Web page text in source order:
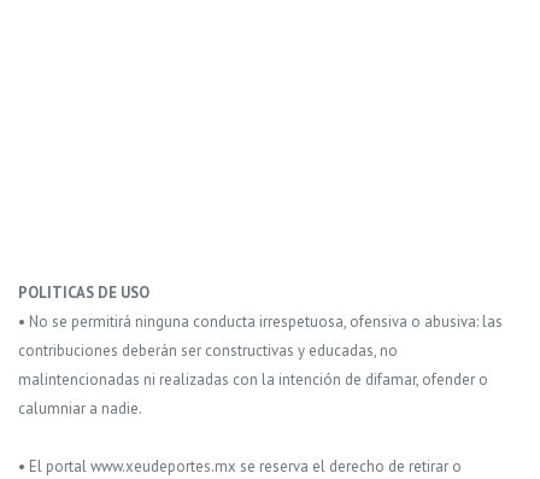
POLITICAS DE USO
• No se permitirá ninguna conducta irrespetuosa, ofensiva o abusiva: las
contribuciones deberán ser constructivas y educadas, no
malintencionadas ni realizadas con la intención de difamar, ofender o
calumniar a nadie.
• El portal www.xeudeportes.mx se reserva el derecho de retirar o